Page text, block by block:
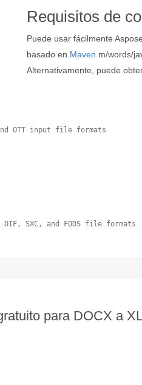
Requisitos de
Puede usar fácilmente
basado en Maven m/words/
Alternativamente, puede
and OTT input file formats
DIF, SXC, and FODS file formats
para DOCX a